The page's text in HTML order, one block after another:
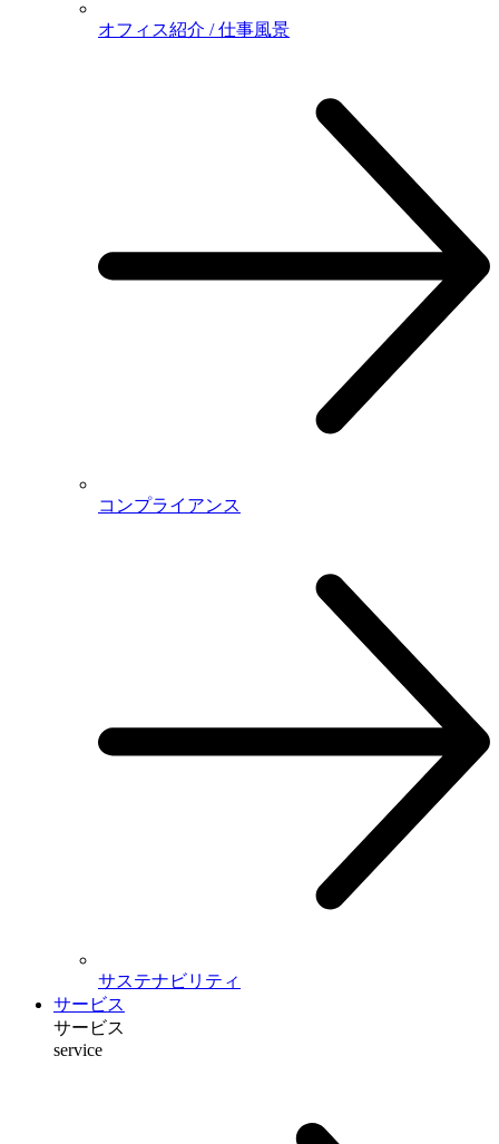
オフィス紹介 / 仕事風景
コンプライアンス
サステナビリティ
サービス
サービス
service